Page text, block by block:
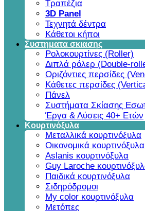
Τραπέζια
3D Panel
Τεχνητά δέντρα
Κάθετοι κήποι
Συστηματα σκιασης
Ρολοκουρτίνες (Roller)
Διπλά ρόλερ (Double-
Οριζόντιες περσίδες
Κάθετες περσίδες
Πάνελ
Συστήματα Σκίασης
Έργα & Λύσεις 40+ Ετών
Κουρτινόξυλα
Μεταλλικά κουρτινόξυλα
Οικονομικά κουρτινόξυλα
Aslanis κουρτινόξυλα
Guy Laroche
Παιδικά κουρτινόξυλα
Σιδηρόδρομοι
My color κουρτινόξυλα
Μετόπες